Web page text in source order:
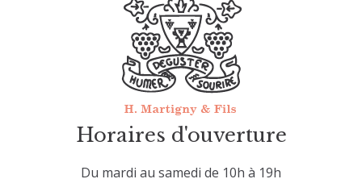
Horaires d'ouverture
Du mardi au samedi de 10h à 19h